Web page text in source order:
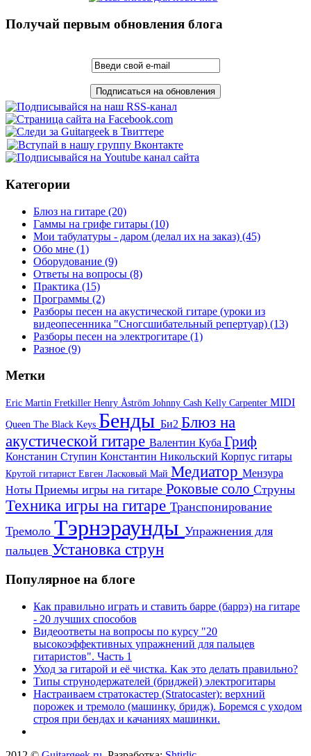
Получай первым обновления блога
Категории
Блюз на гитаре (20)
Гаммы на грифе гитары (10)
Мои табулатуры - даром (делал их на заказ) (45)
Обо мне (1)
Оборудование (9)
Ответы на вопросы (8)
Практика (15)
Программы (2)
Разборы песен на акустической гитаре (уроки из
видеопесенника "Сногсшибательный репертуар) (13)
Разборы песен на электрогитаре (1)
Разное (9)
Метки
Eric Martin Fretkiller Henry Åström Johnny Cash Kelly Carpenter MIDI
Queen The Black Keys Бенды Би2 Блюз на
акустической гитаре Валентин Куба Гриф
Констанин Ступин Константин Никольский Корпус гитары
Крутой гитарист Евген Ласковый Май Медиатор Мензура
Ноты Приемы игры на гитаре Роковые соло Струны
Техника игры на гитаре Транспонирование
Тремоло Тэрнэраунды Упражнения для
пальцев Установка струн
Популярное на блоге
Как правильно играть и ставить барре (баррэ) на гитаре
- 20 лучших способов
Видеоответы на вопросы по курсу "20
высокоэффективных упражнений для пальцев
гитаристов". Часть 1
Уход за гитарой и её чистка. Как это делать правильно?
Типы струнодержателей (бриджей) электрогитары
Настраиваем стратокастер (Stratocaster): верхний
порожек и тремоло (машинку, бридж). Боремся с уходом
строя при бендах и качаниях машинки.